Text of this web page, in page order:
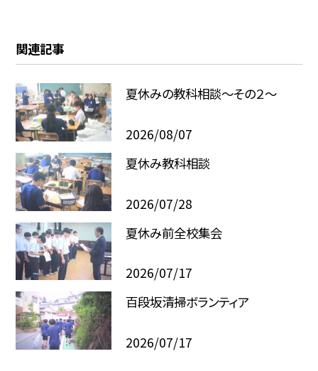
関連記事
夏休みの教科相談～その２～
2026/08/07
夏休み教科相談
2026/07/28
夏休み前全校集会
2026/07/17
百段坂清掃ボランティア
2026/07/17